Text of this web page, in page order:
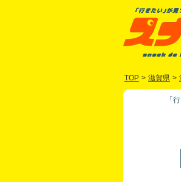
TOP > 滋賀県 >
「